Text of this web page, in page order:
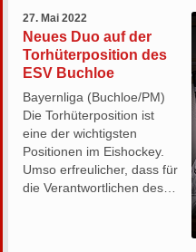
27. Mai 2022
Neues Duo auf der
Torhüterposition des
ESV Buchloe
Bayernliga (Buchloe/PM)
Die Torhüterposition ist
eine der wichtigsten
Positionen im Eishockey.
Umso erfreulicher, dass für
die Verantwortlichen des…